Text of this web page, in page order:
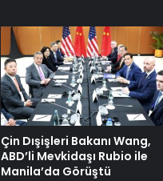
Çin Dışişleri Bakanı Wang,
ABD’li Mevkidaşı Rubio ile
Manila’da Görüştü